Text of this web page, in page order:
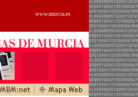
www.murcia.es